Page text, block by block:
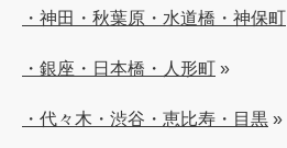
・神田・秋葉原・水道橋・神保町
・銀座・日本橋・人形町 »
・代々木・渋谷・恵比寿・目黒 »